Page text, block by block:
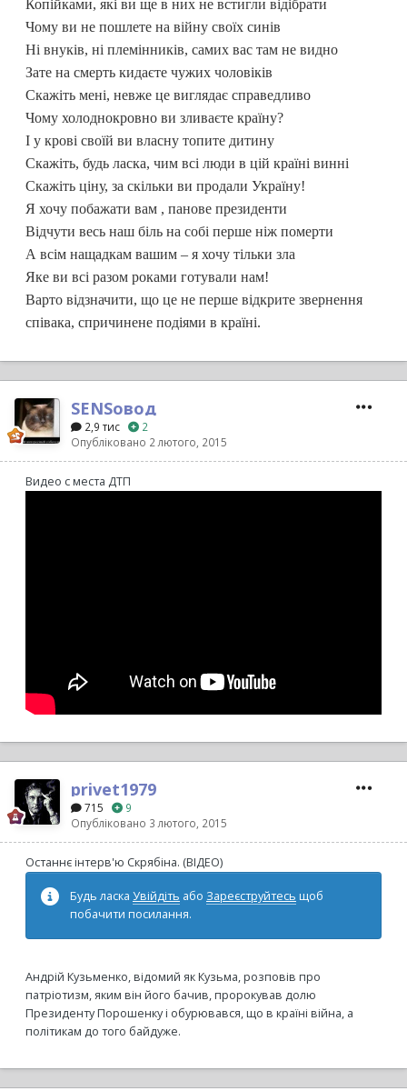
Копійками, які ви ще в них не встигли відібрати
Чому ви не пошлете на війну своїх синів
Ні внуків, ні племінників, самих вас там не видно
Зате на смерть кидаєте чужих чоловіків
Скажіть мені, невже це виглядає справедливо
Чому холоднокровно ви зливаєте країну?
І у крові своїй ви власну топите дитину
Скажіть, будь ласка, чим всі люди в цій країні винні
Скажіть ціну, за скільки ви продали Україну!
Я хочу побажати вам , панове президенти
Відчути весь наш біль на собі перше ніж померти
А всім нащадкам вашим – я хочу тільки зла
Яке ви всі разом роками готували нам!
Варто відзначити, що це не перше відкрите звернення
співака, спричинене подіями в країні.
SENSовод
2,9 тис
2
Опубліковано 2 лютого, 2015
Видео с места ДТП
privet1979
715
9
Опубліковано 3 лютого, 2015
Останнє інтерв'ю Скрябіна. (ВІДЕО)
Будь ласка Увійдіть або Зареєструйтесь щоб
побачити посилання.
Андрій Кузьменко, відомий як Кузьма, розповів про
патріотизм, яким він його бачив, пророкував долю
Президенту Порошенку і обурювався, що в країні війна, а
політикам до того байдуже.